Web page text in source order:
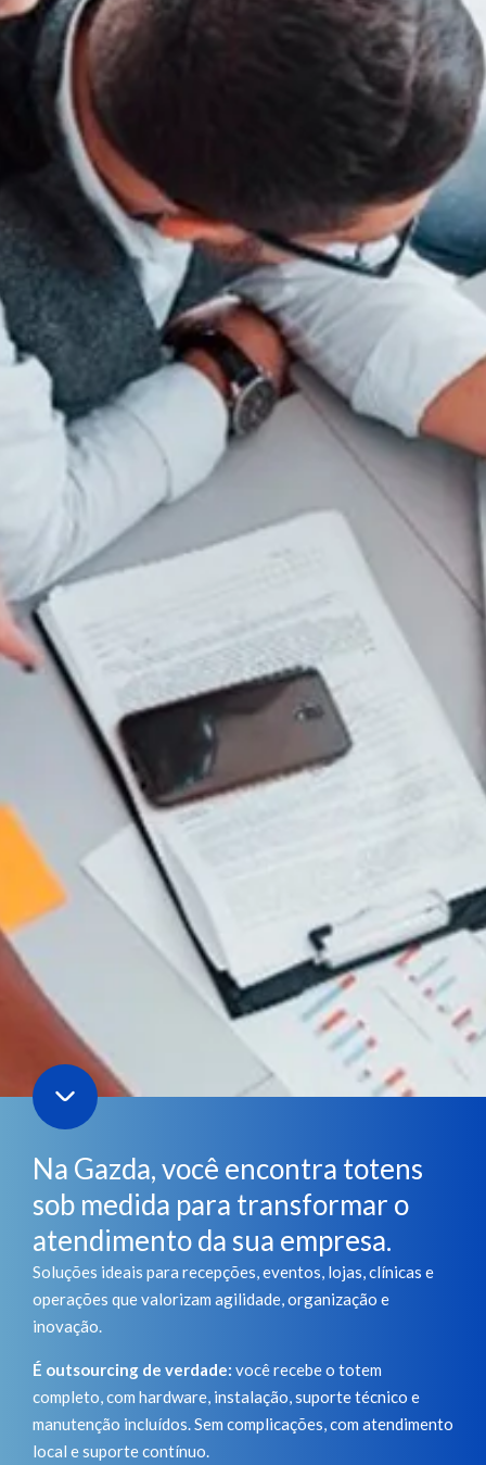
Na Gazda, você encontra totens
sob medida para transformar o
atendimento da sua empresa.
Soluções ideais para recepções, eventos, lojas, clínicas e
operações que valorizam agilidade, organização e
inovação.
É outsourcing de verdade: você recebe o totem
completo, com hardware, instalação, suporte técnico e
manutenção incluídos. Sem complicações, com atendimento
local e suporte contínuo.